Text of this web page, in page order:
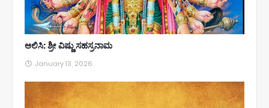
ಆಲಿಸಿ: ಶ್ರೀ ವಿಷ್ಣು ಸಹಸ್ರನಾಮ
January 13, 2026